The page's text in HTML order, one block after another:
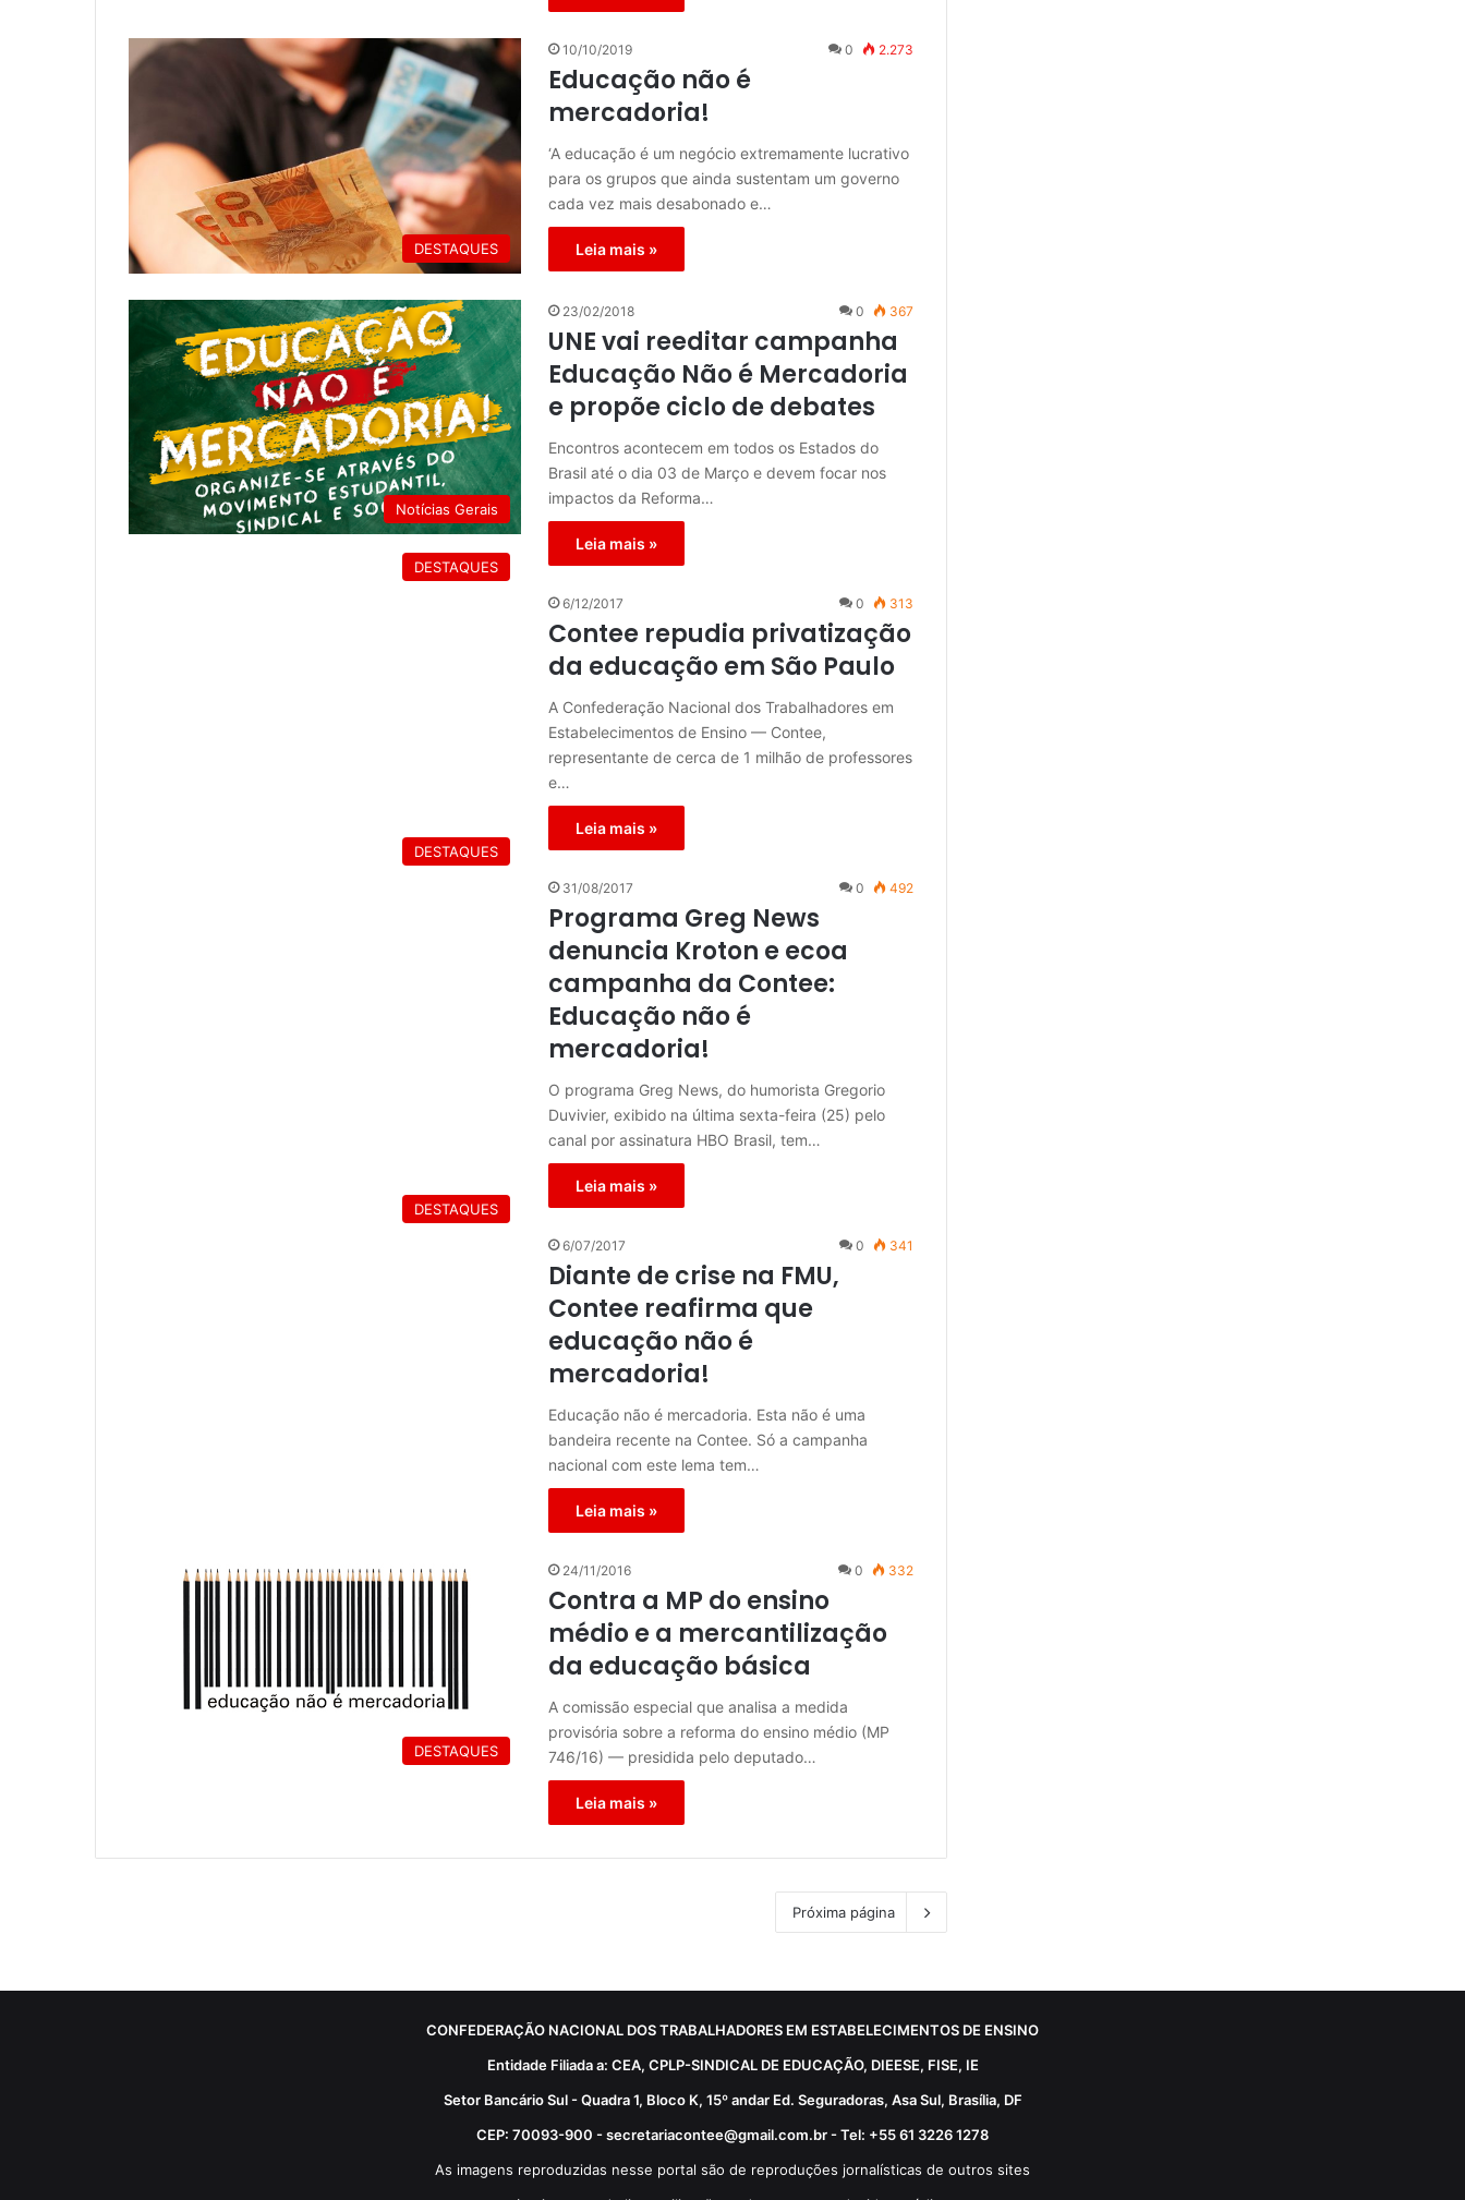
DESTAQUES
10/10/2019 0 2.273
Educação não é
mercadoria!
‘A educação é um negócio extremamente lucrativo
para os grupos que ainda sustentam um governo
cada vez mais desabonado e…
Leia mais »
Notícias Gerais
23/02/2018 0 367
UNE vai reeditar campanha
Educação Não é Mercadoria
e propõe ciclo de debates
Encontros acontecem em todos os Estados do
Brasil até o dia 03 de Março e devem focar nos
impactos da Reforma…
Leia mais »
DESTAQUES
6/12/2017 0 313
Contee repudia privatização
da educação em São Paulo
A Confederação Nacional dos Trabalhadores em
Estabelecimentos de Ensino — Contee,
representante de cerca de 1 milhão de professores
e…
Leia mais »
DESTAQUES
31/08/2017 0 492
Programa Greg News
denuncia Kroton e ecoa
campanha da Contee:
Educação não é
mercadoria!
O programa Greg News, do humorista Gregorio
Duvivier, exibido na última sexta-feira (25) pelo
canal por assinatura HBO Brasil, tem…
Leia mais »
DESTAQUES
6/07/2017 0 341
Diante de crise na FMU,
Contee reafirma que
educação não é
mercadoria!
Educação não é mercadoria. Esta não é uma
bandeira recente na Contee. Só a campanha
nacional com este lema tem…
Leia mais »
DESTAQUES
24/11/2016 0 332
Contra a MP do ensino
médio e a mercantilização
da educação básica
A comissão especial que analisa a medida
provisória sobre a reforma do ensino médio (MP
746/16) — presidida pelo deputado…
Leia mais »
Próxima página
CONFEDERAÇÃO NACIONAL DOS TRABALHADORES EM ESTABELECIMENTOS DE ENSINO
Entidade Filiada a: CEA, CPLP-SINDICAL DE EDUCAÇÃO, DIEESE, FISE, IE
Setor Bancário Sul - Quadra 1, Bloco K, 15º andar Ed. Seguradoras, Asa Sul, Brasília, DF
CEP: 70093-900 - secretariacontee@gmail.com.br - Tel: +55 61 3226 1278
As imagens reproduzidas nesse portal são de reproduções jornalísticas de outros sites